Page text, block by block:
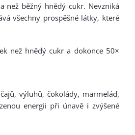
než běžný hnědý cukr. Nevzniká
všechny prospěšné látky, které
než hnědý cukr a dokonce 50×
výluhů, čokolády, marmelád,
energii při únavě i zvýšené